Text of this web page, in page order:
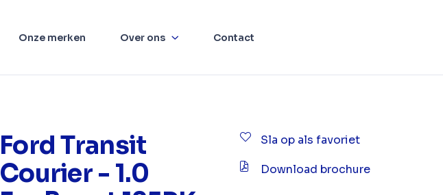
Onze merken Over ons Contact
Ford Transit
Courier - 1.0
Sla op als favoriet
Download brochure